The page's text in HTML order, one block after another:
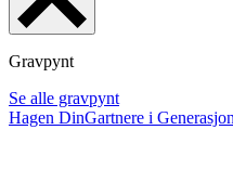
Gravpynt
Se alle gravpynt
Hagen DinGartnere i